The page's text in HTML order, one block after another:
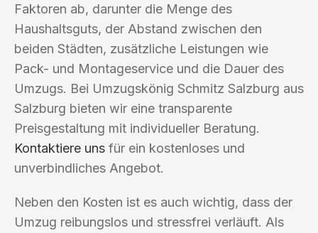
Faktoren ab, darunter die Menge des
Haushaltsguts, der Abstand zwischen den
beiden Städten, zusätzliche Leistungen wie
Pack- und Montageservice und die Dauer des
Umzugs. Bei Umzugskönig Schmitz Salzburg aus
Salzburg bieten wir eine transparente
Preisgestaltung mit individueller Beratung.
Kontaktiere uns für ein kostenloses und
unverbindliches Angebot.
Neben den Kosten ist es auch wichtig, dass der
Umzug reibungslos und stressfrei verläuft. Als